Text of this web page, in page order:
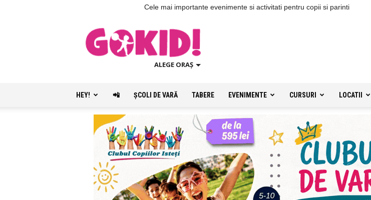
Cele mai importante evenimente si activitati pentru copii si parinti
ALEGE ORAȘ
HEY! 📲 ŞCOLI DE VARĂ TABERE EVENIMENTE CURSURI LOCATII